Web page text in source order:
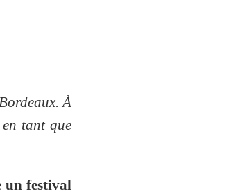
À
tant que
un festival